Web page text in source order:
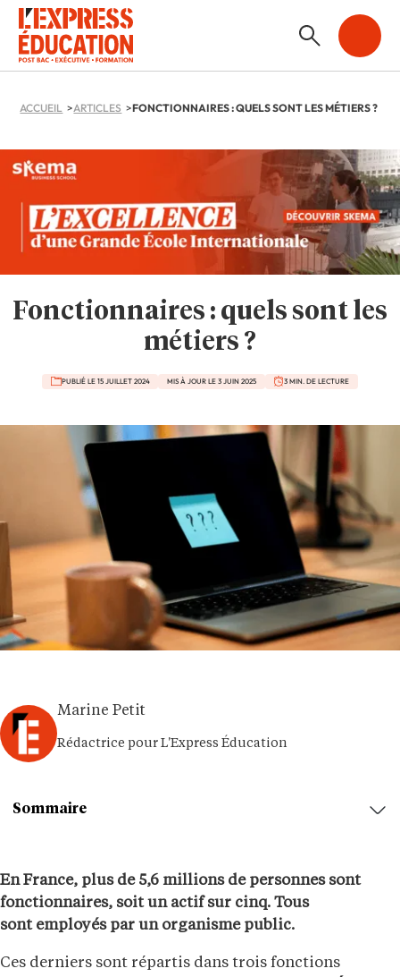
ACCUEIL ARTICLES FONCTIONNAIRES : QUELS SONT LES MÉTIERS ?
Fonctionnaires : quels sont les
métiers ?
PUBLIÉ LE 15 JUILLET 2024 MIS À JOUR LE 3 JUIN 2025 3 MIN. DE LECTURE
Marine Petit
Rédactrice pour L'Express Éducation
En France, plus de 5,6 millions de personnes sont
fonctionnaires, soit un actif sur cinq. Tous
sont employés par un organisme public.
Ces derniers sont répartis dans trois fonctions
Sommaire